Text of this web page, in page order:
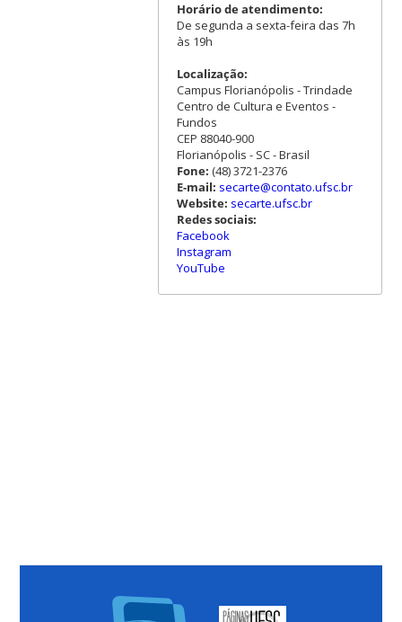
Horário de atendimento:
De segunda a sexta-feira das 7h
às 19h
Localização:
Campus Florianópolis - Trindade
Centro de Cultura e Eventos -
Fundos
CEP 88040-900
Florianópolis - SC - Brasil
Fone: (48) 3721-2376
E-mail: secarte@contato.ufsc.br
Website: secarte.ufsc.br
Redes sociais:
Facebook
Instagram
YouTube